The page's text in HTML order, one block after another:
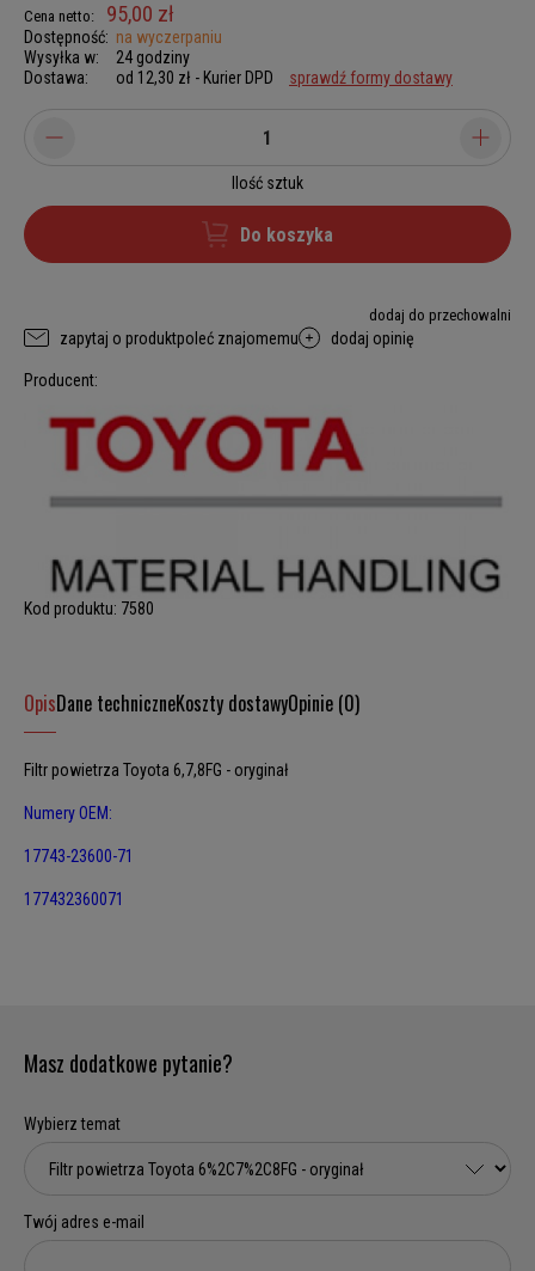
Cena netto: 95,00 zł
Dostępność: na wyczerpaniu
Wysyłka w:
24 godziny
Dostawa:
od 12,30 zł - Kurier DPD sprawdź formy dostawy
Ilość sztuk
Do koszyka
dodaj do przechowalni
zapytaj o produktpoleć znajomemu dodaj opinię
Producent:
Kod produktu: 7580
OpisDane techniczneKoszty dostawyOpinie (0)
Filtr powietrza Toyota 6,7,8FG - oryginał
Numery OEM:
17743-23600-71
177432360071
Masz dodatkowe pytanie?